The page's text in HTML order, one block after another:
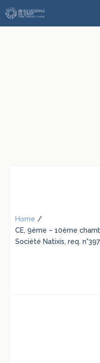
Home /
CE, 9ème – 10ème
Société Natixis, req.